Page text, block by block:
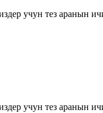
учун тез аранын
учун тез аранын